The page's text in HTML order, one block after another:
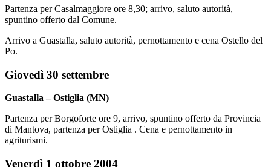
Partenza per Casalmaggiore ore 8,30; arrivo, saluto autorità,
spuntino offerto dal Comune.
Arrivo a Guastalla, saluto autorità, pernottamento e cena Ostello del
Po.
Giovedì 30 settembre
Guastalla – Ostiglia (MN)
Partenza per Borgoforte ore 9, arrivo, spuntino offerto da Provincia
di Mantova, partenza per Ostiglia . Cena e pernottamento in
agriturismi.
Venerdì 1 ottobre 2004